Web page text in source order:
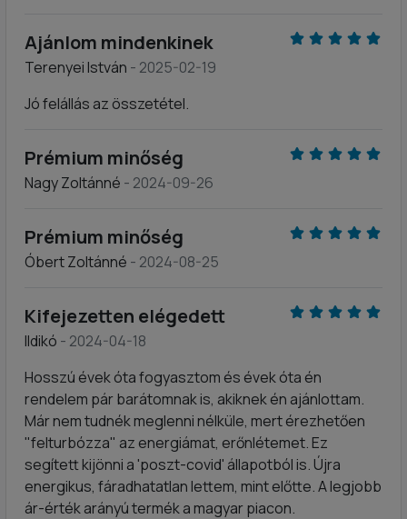
Ajánlom mindenkinek
Terenyei István - 2025-02-19
Jó felállás az összetétel.
Prémium minőség
Nagy Zoltánné - 2024-09-26
Prémium minőség
Óbert Zoltánné - 2024-08-25
Kifejezetten elégedett
Ildikó - 2024-04-18
Hosszú évek óta fogyasztom és évek óta én
rendelem pár barátomnak is, akiknek én ajánlottam.
Már nem tudnék meglenni nélküle, mert érezhetően
"felturbózza" az energiámat, erőnlétemet. Ez
segített kijönni a 'poszt-covid' állapotból is. Újra
energikus, fáradhatatlan lettem, mint előtte. A legjobb
ár-érték arányú termék a magyar piacon.